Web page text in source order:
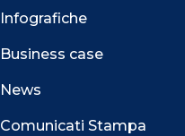
Infografiche
Business case
News
Comunicati Stampa